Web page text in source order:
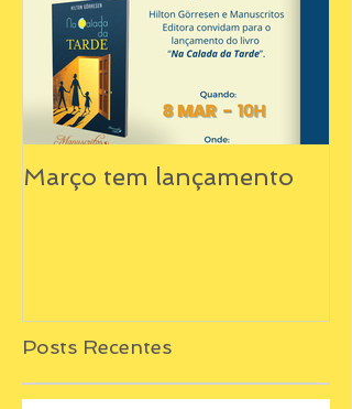
Março tem lançamento
Posts Recentes